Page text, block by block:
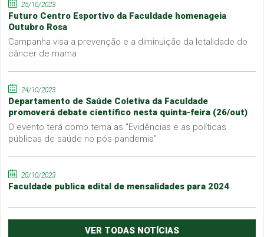
25/10/2023
Futuro Centro Esportivo da Faculdade homenageia
Outubro Rosa
Campanha visa a prevenção e a diminuição da letalidade do
câncer de mama
24/10/2023
Departamento de Saúde Coletiva da Faculdade
promoverá debate científico nesta quinta-feira (26/out)
O evento terá como tema as "Evidências e as políticas
públicas de saúde no pós-pandemia"
20/10/2023
Faculdade publica edital de mensalidades para 2024
VER TODAS NOTÍCIAS